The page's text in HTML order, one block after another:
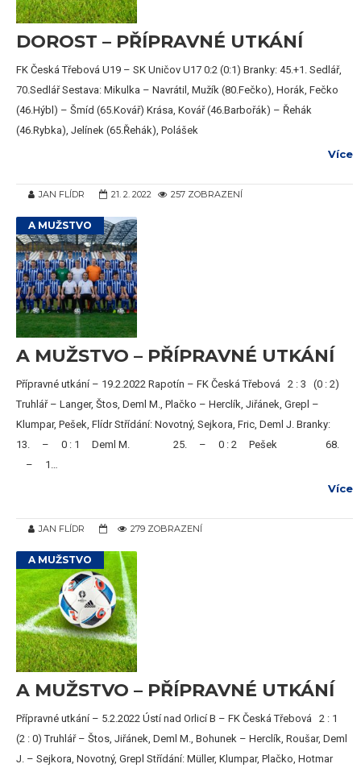
DOROST – PŘÍPRAVNÉ UTKÁNÍ
FK Česká Třebová U19 – SK Uničov U17 0:2 (0:1) Branky: 45.+1. Sedlář,
70.Sedlář Sestava: Mikulka – Navrátil, Mužík (80.Fečko), Horák, Fečko
(46.Hýbl) – Šmíd (65.Kovář) Krása, Kovář (46.Barbořák) – Řehák
(46.Rybka), Jelínek (65.Řehák), Polášek
Více
JAN FLÍDR 21. 2. 2022 257 ZOBRAZENÍ
A MUŽSTVO
A MUŽSTVO – PŘÍPRAVNÉ UTKÁNÍ
Přípravné utkání – 19.2.2022 Rapotín – FK Česká Třebová 2 : 3 (0 : 2)
Truhlář – Langer, Štos, Deml M., Plačko – Herclík, Jiřánek, Grepl –
Klumpar, Pešek, Flídr Střídání: Novotný, Sejkora, Fric, Deml J. Branky:
13. – 0 : 1 Deml M. 25. – 0 : 2 Pešek 68.
– 1…
Více
JAN FLÍDR 279 ZOBRAZENÍ
A MUŽSTVO
A MUŽSTVO – PŘÍPRAVNÉ UTKÁNÍ
Přípravné utkání – 5.2.2022 Ústí nad Orlicí B – FK Česká Třebová 2 : 1
(2 : 0) Truhlář – Štos, Jiřánek, Deml M., Bohunek – Herclík, Roušar, Deml
J. – Sejkora, Novotný, Grepl Střídání: Müller, Klumpar, Plačko, Hotmar